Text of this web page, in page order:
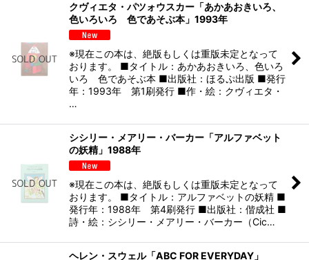
クヴィエタ・パツォウスカー「あかあおきいろ、
色いろいろ 色であそぶ本」1993年
※現在この本は、絶版もしくは重版未定となって
おります。 ■タイトル：あかあおきいろ、色いろ
いろ 色であそぶ本 ■出版社：ほるぷ出版 ■発行
年：1993年 第1刷発行 ■作・絵：クヴィエタ・
…
シシリー・メアリー・バーカー「アルファベット
の妖精」1988年
※現在この本は、絶版もしくは重版未定となって
おります。 ■タイトル：アルファベットの妖精 ■
発行年：1988年 第4刷発行 ■出版社：偕成社 ■
詩・絵：シシリー・メアリー・バーカー（Cic…
ヘレン・スウェル「ABC FOR EVERYDAY」